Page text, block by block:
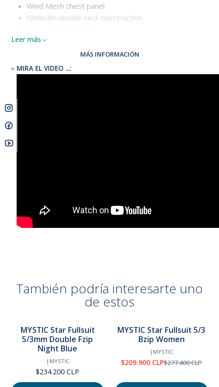
Wind Mesh chest panel
Glideskin double neck construction
Non slip cuffs
Overhead backup shield
Lining saver
Back-zip
Materials
Guía de tallas:
Leer más
MÁS INFORMACIÓN
MIRA EL VIDEO ...:
También podría interesarte uno
de estos
MYSTIC Star Fullsuit
5/3mm Double Fzip
Night Blue
| MYSTIC
$234.200 CLP
MYSTIC Star Fullsuit 5/3
Bzip Women
| MYSTIC
$209.900 CLP$277.400 CLP